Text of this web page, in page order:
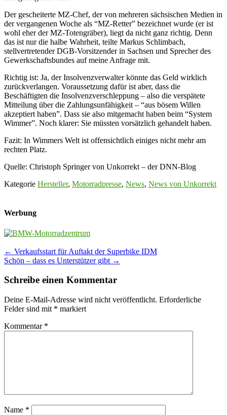
Der gescheiterte MZ-Chef, der von mehreren sächsischen Medien in
der vergangenen Woche als “MZ-Retter” bezeichnet wurde (er ist
wohl eher der MZ-Totengräber), liegt da nicht ganz richtig. Denn
das ist nur die halbe Wahrheit, teilte Markus Schlimbach,
stellvertretender DGB-Vorsitzender in Sachsen und Sprecher des
Gewerkschaftsbundes auf meine Anfrage mit.
Richtig ist: Ja, der Insolvenzverwalter könnte das Geld wirklich
zurückverlangen. Voraussetzung dafür ist aber, dass die
Beschäftigten die Insolvenzverschleppung – also die verspätete
Mitteilung über die Zahlungsunfähigkeit – “aus bösem Willen
akzeptiert haben”. Dass sie also mitgemacht haben beim “System
Wimmer”. Noch klarer: Sie müssten vorsätzlich gehandelt haben.
Fazit: In Wimmers Welt ist offensichtlich einiges nicht mehr am
rechten Platz.
Quelle: Christoph Springer von Unkorrekt – der DNN-Blog
Kategorie Hersteller, Motorradpresse, News, News von Unkorrekt
Werbung
Post
navigation
← Verkaufsstart für Auftakt der Superbike IDM
Schön – dass es Unterstützer gibt →
Schreibe einen Kommentar
Deine E-Mail-Adresse wird nicht veröffentlicht. Erforderliche
Felder sind mit * markiert
Kommentar *
Name *